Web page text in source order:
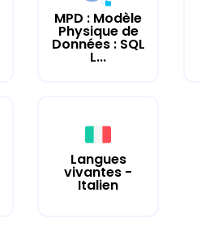
MPD : Modèle
Physique de
Données : SQL
L...
Langues
vivantes -
Italien